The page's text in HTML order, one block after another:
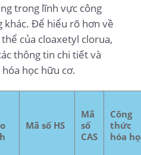
trong lĩnh vực công
khác. Để hiểu rõ hơn về
của cloaxetyl clorua,
thông tin chi tiết và
học hữu cơ.
Mã số HS
Mã
số
CAS
Công
thức
hóa